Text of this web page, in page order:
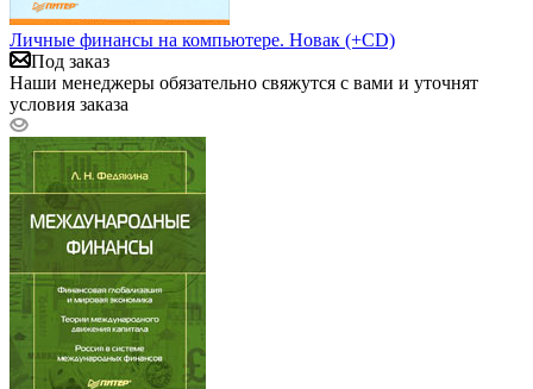
Личные финансы на компьютере. Новак (+CD)
Под заказ
Наши менеджеры обязательно свяжутся с вами и уточнят
условия заказа